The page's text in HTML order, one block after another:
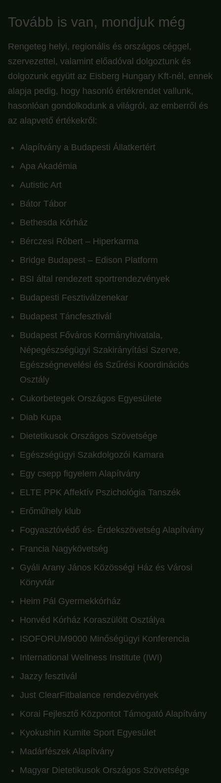
Tovább is van, mondjuk még
Rengeteg helyi, regionális és országos céggel,
szervezettel, valamint előadóval dolgoztunk és
dolgozunk együtt az Eisberg Hungary Kft-nél, ennek
alapja pedig, hogy hasonló értékrendet vallunk,
hasonlóan gondolkodunk a világról, az emberről és
az alapvető értékekről:
Alapítvány a Budapesti Állatkertért
Apa Akadémia
Autistic Art
Bátor Tábor
Bethesda Kórház
Bérczesi Róbert – Hiperkarma
Bridge Budapest – Edison Platform
BSI által rendezett sportrendezvények
Budapesti Fesztiválzenekar
Budapest Táncfesztivál
Budapest Főváros Kormányhivatala,
Népegészségügyi Szakirányítási Szerve,
Egészségnevelési és Szűrési Koordinációs
Osztály
Cukorbetegek Országos Egyesülete
Diab Kupa
Dietetikusok Országos Szövetsége
Egészségügyi Szakdolgozói Kamara
Egy csepp figyelem Alapítvány
ELTE PPK Affektív Pszichológia Tanszék
Erőműhely klub
Fogyasztóvédő és- Érdekszövetség Alapítvány
Francia Nagykövetség
Gyáli Arany János Közösségi Ház és Városi
Könyvtár
Heim Pál Gyermekkórház
Honvéd Kórház Koraszülött Osztálya
ISOFORUM9000 Minőségügyi Konferencia
International Wellness Institute (IWI)
Jazzy fesztivál
Just ClearFitbalance rendezvények
Korai Fejlesztő Központot Támogató Alapítvány
Kyokushin Kumite Sport Egyesület
Madárfészek Alapítvány
Magyar Dietetikusok Országos Szövetsége